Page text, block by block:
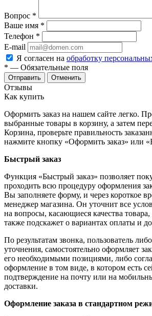
Вопрос *
Ваше имя *
Телефон *
E-mail
Я согласен на обработку
* — Обязательные поля
Отменить
Отзывы
Как купить
Оформить заказ на нашем сайте легко.
выбранные товары в корзину, а затем
Корзина, проверьте правильность
нажмите кнопку «Оформить заказ» или
Быстрый заказ
Функция «Быстрый заказ» позволяет
проходить всю процедуру оформления
Вы заполняете форму, и через короткое
менеджер магазина. Он уточнит все
на вопросы, касающиеся качества
также подскажет о вариантах оплаты и
По результатам звонка, пользователь
уточнения, самостоятельно оформляет
его необходимыми позициями, либо
оформление в том виде, в котором есть
подтверждение на почту или на
доставки.
Оформление заказа в стандартном